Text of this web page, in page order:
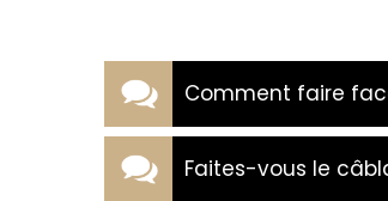
Comment faire
Faites-vous le